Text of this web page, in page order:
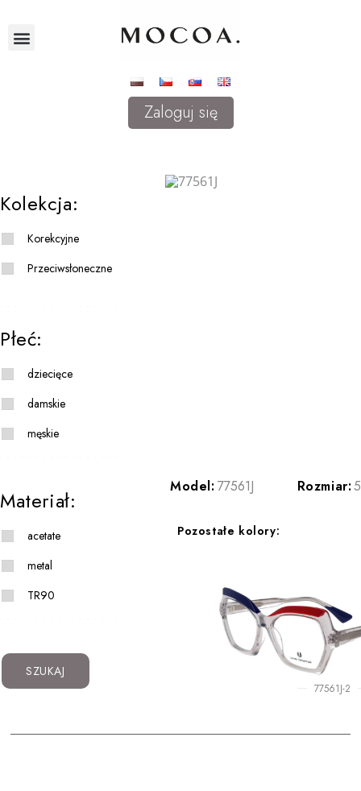
Zaloguj się
Kolekcja:
Korekcyjne
Przeciwsłoneczne
Płeć:
dziecięce
damskie
męskie
Materiał:
acetate
metal
TR90
SZUKAJ
Model: 77561J Rozmiar:
Pozostałe kolory:
77561J-2